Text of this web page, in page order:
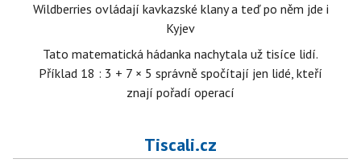
Wildberries ovládají kavkazské klany a teď po něm jde i
Kyjev
Tato matematická hádanka nachytala už tisíce lidí.
Příklad 18 : 3 + 7 × 5 správně spočítají jen lidé, kteří
znají pořadí operací
Tiscali.cz